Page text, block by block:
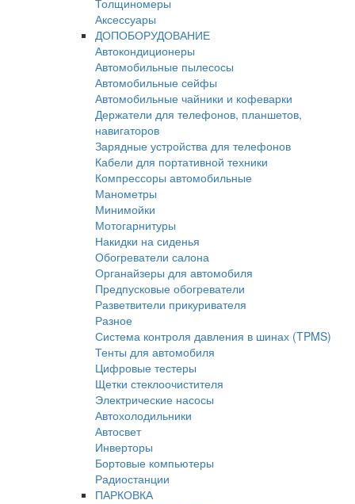
Толщиномеры
Аксессуары
ДОПОБОРУДОВАНИЕ
Автокондиционеры
Автомобильные пылесосы
Автомобильные сейфы
Автомобильные чайники и кофеварки
Держатели для телефонов, планшетов,
навигаторов
Зарядные устройства для телефонов
Кабели для портативной техники
Компрессоры автомобильные
Манометры
Минимойки
Мотогарнитуры
Накидки на сиденья
Обогреватели салона
Органайзеры для автомобиля
Предпусковые обогреватели
Разветвители прикуривателя
Разное
Система контроля давления в шинах (TPMS)
Тенты для автомобиля
Цифровые тестеры
Щетки стеклоочистителя
Электрические насосы
Автохолодильники
Автосвет
Инверторы
Бортовые компьютеры
Радиостанции
ПАРКОВКА